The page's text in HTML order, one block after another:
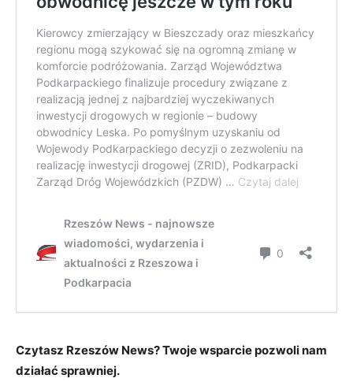
Czytasz Rzeszów News? Twoje wsparcie pozwoli nam
działać sprawniej.